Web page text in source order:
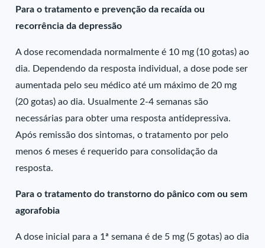
Para o tratamento e prevenção da recaída ou
recorrência da depressão
A dose recomendada normalmente é 10 mg (10 gotas) ao
dia. Dependendo da resposta individual, a dose pode ser
aumentada pelo seu médico até um máximo de 20 mg
(20 gotas) ao dia. Usualmente 2-4 semanas são
necessárias para obter uma resposta antidepressiva.
Após remissão dos sintomas, o tratamento por pelo
menos 6 meses é requerido para consolidação da
resposta.
Para o tratamento do transtorno do pânico com ou sem
agorafobia
A dose inicial para a 1ª semana é de 5 mg (5 gotas) ao dia